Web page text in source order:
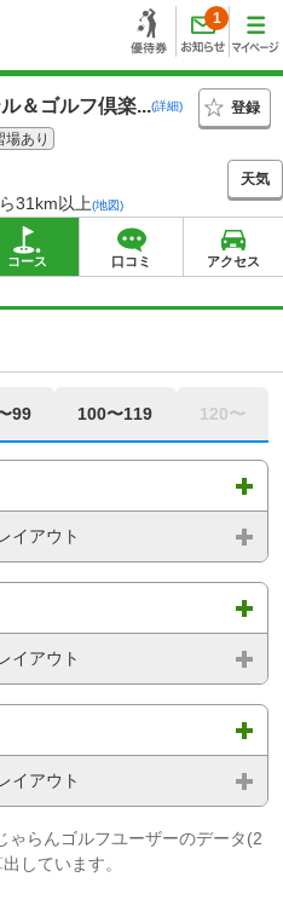
1
＆ゴルフ倶楽...(詳細)
登録
場あり
31km以上(地図)
天気
コース 口コミ アクセス
99 100〜119 120〜
イアウト
イアウト
イアウト
ゃらんゴルフユーザーのデータ(2
しています。